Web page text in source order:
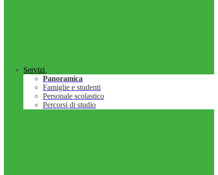
Servizi
Panoramica
Famiglie e studenti
Personale scolastico
Percorsi di studio